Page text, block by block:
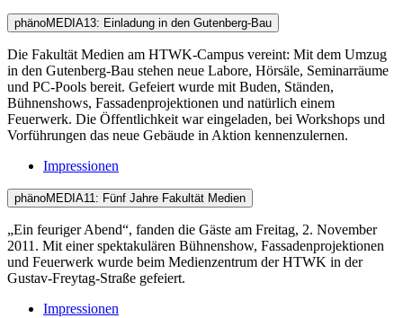
phänoMEDIA13: Einladung in den Gutenberg-Bau
Die Fakultät Medien am HTWK-Campus vereint: Mit dem Umzug
in den Gutenberg-Bau stehen neue Labore, Hörsäle, Seminarräume
und PC-Pools bereit. Gefeiert wurde mit Buden, Ständen,
Bühnenshows, Fassadenprojektionen und natürlich einem
Feuerwerk. Die Öffentlichkeit war eingeladen, bei Workshops und
Vorführungen das neue Gebäude in Aktion kennenzulernen.
Impressionen
phänoMEDIA11: Fünf Jahre Fakultät Medien
„Ein feuriger Abend“, fanden die Gäste am Freitag, 2. November
2011. Mit einer spektakulären Bühnenshow, Fassadenprojektionen
und Feuerwerk wurde beim Medienzentrum der HTWK in der
Gustav-Freytag-Straße gefeiert.
Impressionen